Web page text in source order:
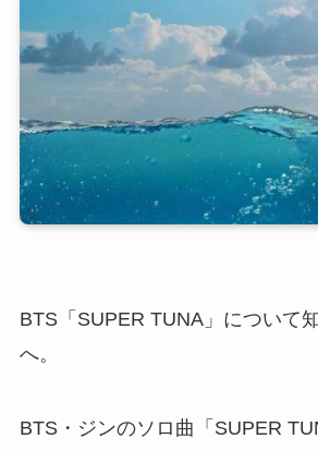
BTS「SUPER TUNA」について
へ。
BTS・ジンのソロ曲「SUPER